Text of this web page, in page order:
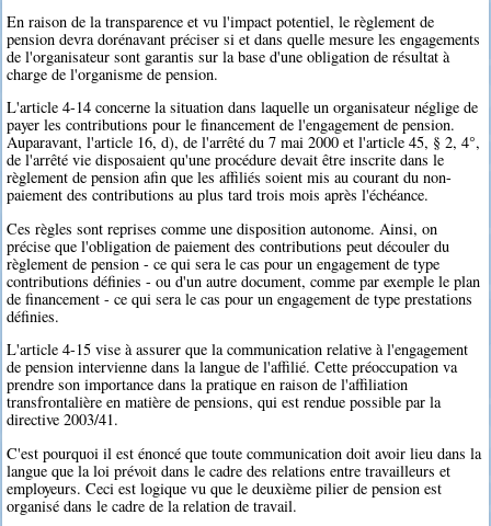
En raison de la transparence et vu l'impact potentiel, le règlement de
pension devra dorénavant préciser si et dans quelle mesure les engagements
de l'organisateur sont garantis sur la base d'une obligation de résultat à
charge de l'organisme de pension.
L'article 4-14 concerne la situation dans laquelle un organisateur néglige de
payer les contributions pour le financement de l'engagement de pension.
Auparavant, l'article 16, d), de l'arrêté du 7 mai 2000 et l'article 45, § 2, 4°,
de l'arrêté vie disposaient qu'une procédure devait être inscrite dans le
règlement de pension afin que les affiliés soient mis au courant du non-
paiement des contributions au plus tard trois mois après l'échéance.
Ces règles sont reprises comme une disposition autonome. Ainsi, on
précise que l'obligation de paiement des contributions peut découler du
règlement de pension - ce qui sera le cas pour un engagement de type
contributions définies - ou d'un autre document, comme par exemple le plan
de financement - ce qui sera le cas pour un engagement de type prestations
définies.
L'article 4-15 vise à assurer que la communication relative à l'engagement
de pension intervienne dans la langue de l'affilié. Cette préoccupation va
prendre son importance dans la pratique en raison de l'affiliation
transfrontalière en matière de pensions, qui est rendue possible par la
directive 2003/41.
C'est pourquoi il est énoncé que toute communication doit avoir lieu dans la
langue que la loi prévoit dans le cadre des relations entre travailleurs et
employeurs. Ceci est logique vu que le deuxième pilier de pension est
organisé dans le cadre de la relation de travail.